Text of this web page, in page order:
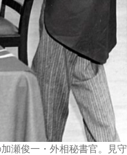
瀬俊一・外相秘書官。見守